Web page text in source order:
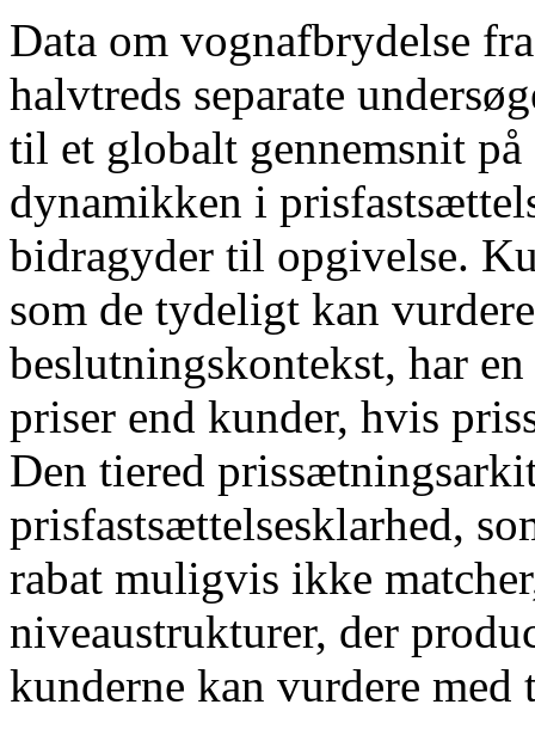
Data om vognafbrydelse
halvtreds separate
til et globalt gennemsnit
dynamikken i
bidragyder til opgivelse.
som de tydeligt kan
beslutningskontekst, har
priser end kunder, hvis
Den tiered
prisfastsættelsesklarhed,
rabat muligvis ikke
niveaustrukturer, der
kunderne kan vurdere